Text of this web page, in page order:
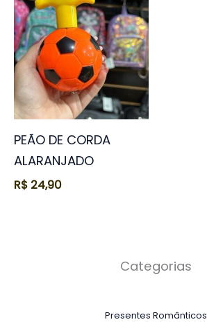
PEÃO DE CORDA
ALARANJADO
R$ 24,90
Categorias
Presentes Românticos